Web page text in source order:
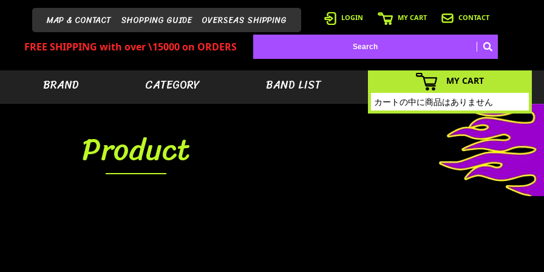
MAP & CONTACT SHOPPING GUIDE OVERSEAS SHIPPING LOGIN MY CART CONTACT
FREE SHIPPING with over \15000 on ORDERS
BRAND CATEGORY BAND LIST
Product
MY CART
カートの中に商品はありません